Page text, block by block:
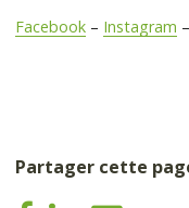
Facebook – Instagram –
Partager cette